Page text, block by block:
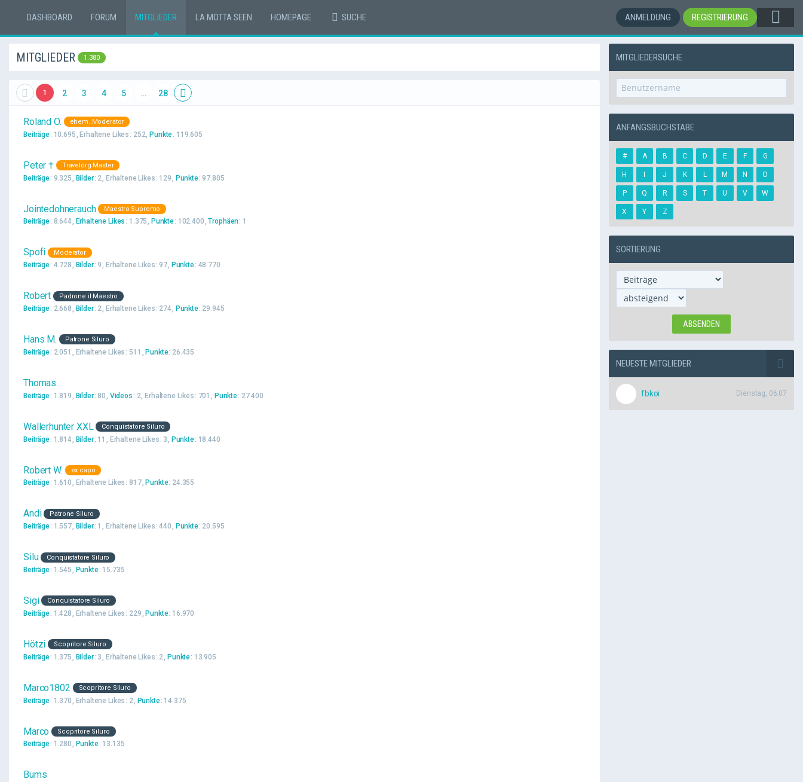
DASHBOARD FORUM MITGLIEDER LA MOTTA SEEN HOMEPAGE SUCHE ANMELDUNG REGISTRIERUNG
MITGLIEDER 1.380
1 2 3 4 5 … 28
Roland O. ehem. Moderator
Beiträge 10.695 Erhaltene Likes 252 Punkte 119.605
Peter † Travelorg Master
Beiträge 9.325 Bilder 2 Erhaltene Likes 129 Punkte 97.805
Jointedohnerauch Maestro Supremo
Beiträge 8.644 Erhaltene Likes 1.375 Punkte 102.400 Trophäen 1
Spofi Moderator
Beiträge 4.728 Bilder 9 Erhaltene Likes 97 Punkte 48.770
Robert Padrone il Maestro
Beiträge 2.668 Bilder 2 Erhaltene Likes 274 Punkte 29.945
Hans M. Patrone Siluro
Beiträge 2.051 Erhaltene Likes 511 Punkte 26.435
Thomas
Beiträge 1.819 Bilder 80 Videos 2 Erhaltene Likes 701 Punkte 27.400
Wallerhunter XXL Conquistatore Siluro
Beiträge 1.814 Bilder 11 Erhaltene Likes 3 Punkte 18.440
Robert W. ex capo
Beiträge 1.610 Erhaltene Likes 817 Punkte 24.355
Andi Patrone Siluro
Beiträge 1.557 Bilder 1 Erhaltene Likes 440 Punkte 20.595
Silu Conquistatore Siluro
Beiträge 1.545 Punkte 15.735
Sigi Conquistatore Siluro
Beiträge 1.428 Erhaltene Likes 229 Punkte 16.970
Hötzi Scopritore Siluro
Beiträge 1.375 Bilder 3 Erhaltene Likes 2 Punkte 13.905
Marco1802 Scopritore Siluro
Beiträge 1.370 Erhaltene Likes 2 Punkte 14.375
Marco Scopritore Siluro
Beiträge 1.280 Punkte 13.135
Bums
MITGLIEDERSUCHE
ANFANGSBUCHSTABE
# A B C D E F G
H J K L M N O
P Q R S T U V W
X Y Z
SORTIERUNG
NEUESTE MITGLIEDER
fbkoi Dienstag, 06:07